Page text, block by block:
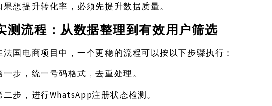
果想提升转化率，必须先提升数据质量。
测流程：从数据整理到有效用户筛选
法国电商项目中，一个更稳的流程可以按以下步骤执行：
一步，统一号码格式，去重处理。
二步，进行WhatsApp注册状态检测。